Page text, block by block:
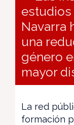
estudios
Navarra
una
género
mayor
La red
formación